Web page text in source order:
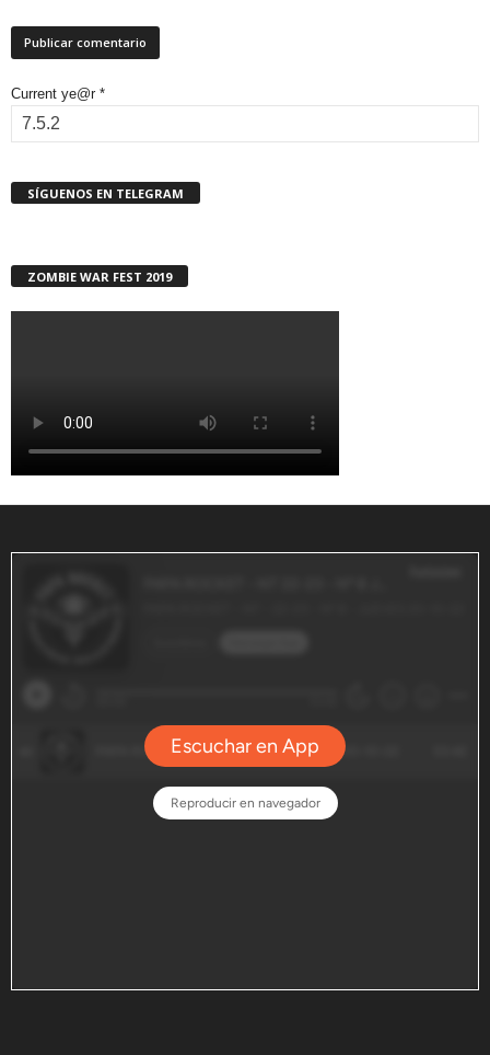
Current ye@r *
SÍGUENOS EN TELEGRAM
ZOMBIE WAR FEST 2019